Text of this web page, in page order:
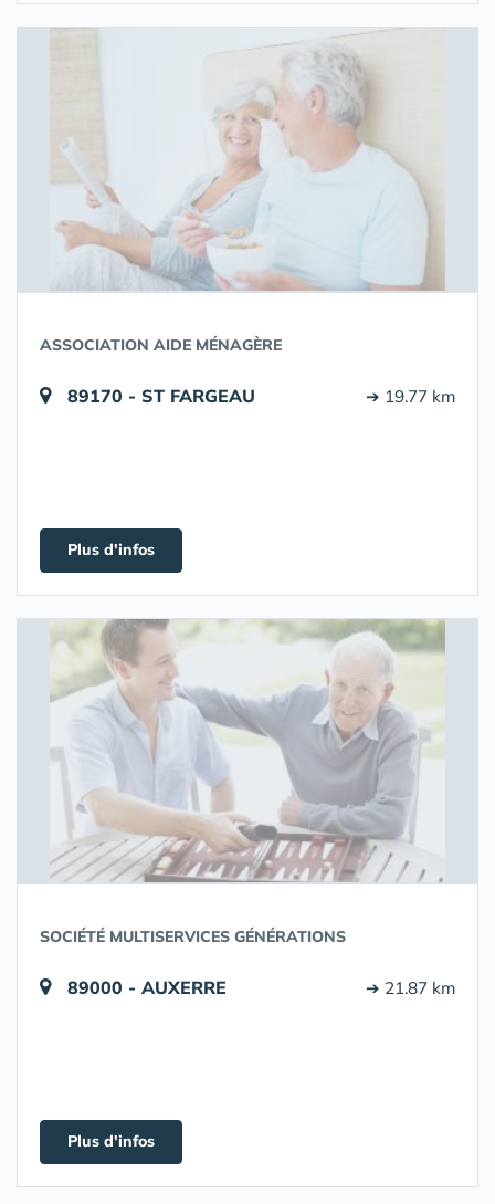
ASSOCIATION AIDE MÉNAGÈRE
89170 - ST FARGEAU ➔ 19.77 km
Plus d'infos
SOCIÉTÉ MULTISERVICES GÉNÉRATIONS
89000 - AUXERRE ➔ 21.87 km
Plus d'infos